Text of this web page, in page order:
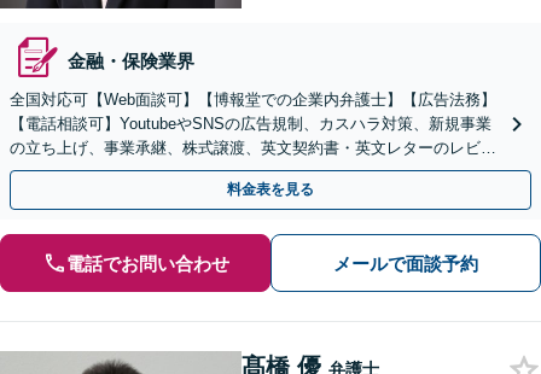
金融・保険業界
全国対応可【Web面談可】【博報堂での企業内弁護士】【広告法務】
【電話相談可】YoutubeやSNSの広告規制、カスハラ対策、新規事業
の立ち上げ、事業承継、株式譲渡、英文契約書・英文レターのレビュ
ー・ドラフトなどに対応。
料金表を見る
電話でお問い合わせ メールで面談予約
髙橋 優 弁護士